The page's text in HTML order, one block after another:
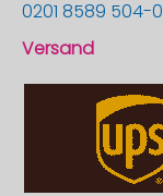
0201 8589 504-0
Versand